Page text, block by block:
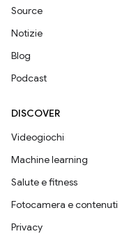
Source
Notizie
Blog
Podcast
DISCOVER
Videogiochi
Machine learning
Salute e fitness
Fotocamera e
Privacy